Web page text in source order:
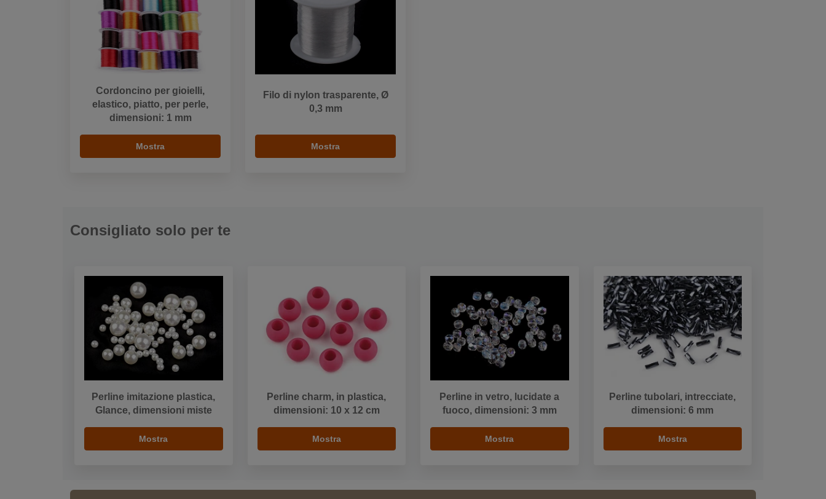
Cordoncino per gioielli,
elastico, piatto, per perle,
dimensioni: 1 mm
Mostra
Filo di nylon trasparente, Ø
0,3 mm
Mostra
Consigliato solo per te
Perline imitazione plastica,
Glance, dimensioni miste
Mostra
Perline charm, in plastica,
dimensioni: 10 x 12 cm
Mostra
Perline in vetro, lucidate a
fuoco, dimensioni: 3 mm
Mostra
Perline tubolari, intrecciate,
dimensioni: 6 mm
Mostra